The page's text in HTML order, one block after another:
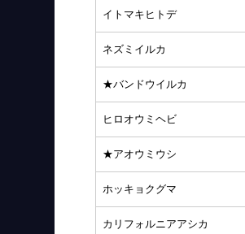
イトマキヒトデ
ネズミイルカ
★バンドウイルカ
ヒロオウミヘビ
★アオウミウシ
ホッキョクグマ
カリフォルニアアシカ